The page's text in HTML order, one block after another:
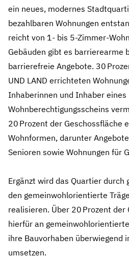
ein neues, modernes
bezahlbaren Wohnungen
reicht von 1‑ bis
Gebäuden gibt es barrierearme
barrierefreie Angebote. 30
UND LAND errichteten
Inhaberinnen und Inhaber eines
Wohnberechtigungsscheins
20 Prozent der Geschossfläche
Wohnformen, darunter
Senioren sowie Wohnungen für
Ergänzt wird das Quartier durch
den gemeinwohlorientierte
realisieren. Über 20 Prozent der
hierfür an
ihre Bauvorhaben überwiegend
umsetzen.